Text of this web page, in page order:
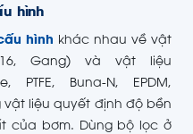
hình
hình khác nhau về vật
Gang) và vật liệu
PTFE, Buna-N, EPDM,
liệu quyết định độ bền
của bơm. Dùng bộ lọc ở